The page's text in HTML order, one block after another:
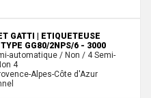
- Type GG80/2NPS/6 - 3000
GATTI | ETIQUETEUSE
GG80/2NPS/6 - 3000
automatique / Non / 4Semi-
4
Alpes-Côte d'Azur